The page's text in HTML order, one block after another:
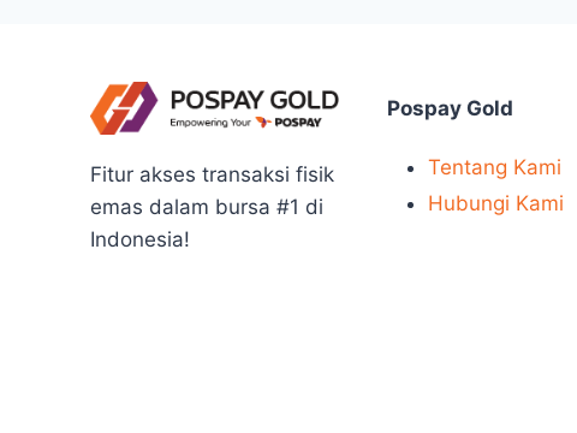
Fitur akses transaksi fisik
emas dalam bursa #1 di
Indonesia!
Pospay Gold
Tentang Kami
Hubungi Kami